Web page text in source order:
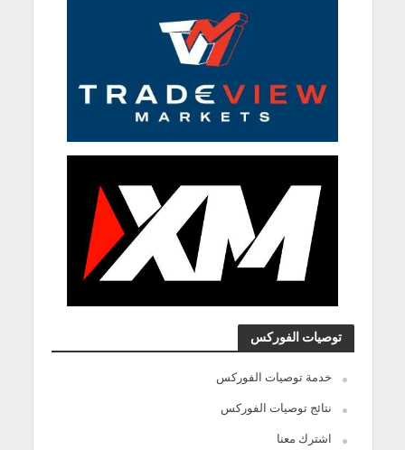
توصيات الفوركس
خدمة توصيات الفوركس
نتائج توصيات الفوركس
اشترك معنا